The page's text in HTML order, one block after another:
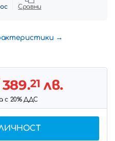
Сравни
21 лв.
с 20% ДДС